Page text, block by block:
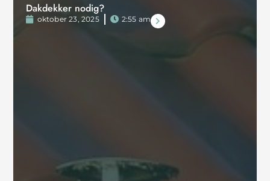
Dakdekker nodig?
oktober 23, 2025 2:55 am